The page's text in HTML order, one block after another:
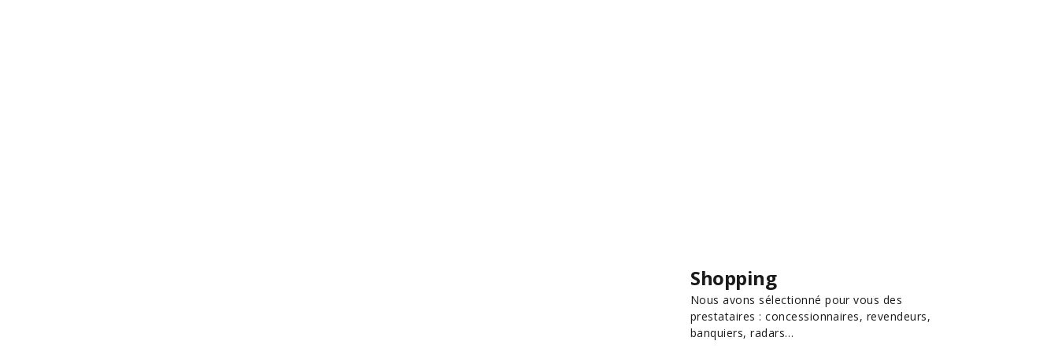
Shopping
Nous avons sélectionné pour vous des
prestataires : concessionnaires, revendeurs,
banquiers, radars…